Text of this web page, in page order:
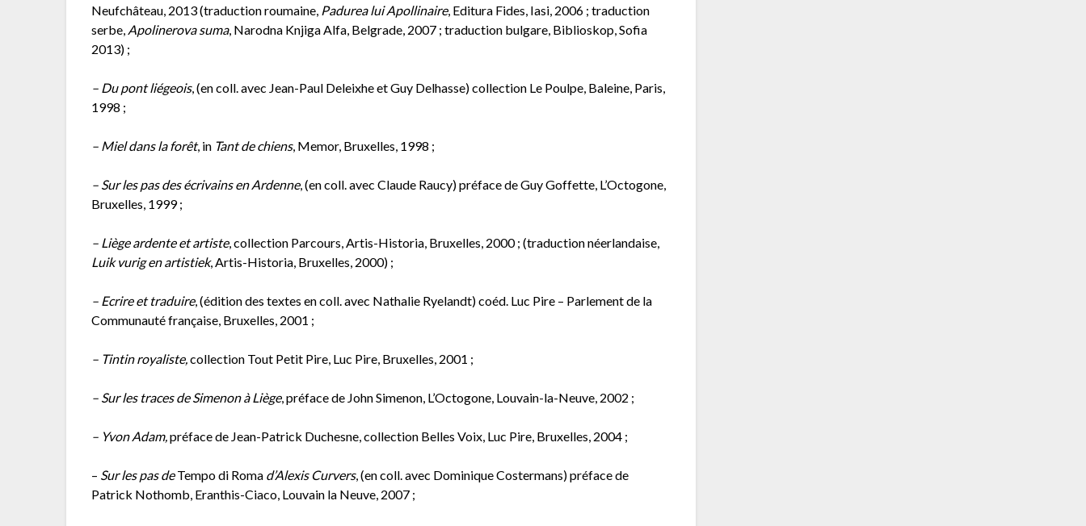
Neufchâteau, 2013 (traduction roumaine, Padurea lui Apollinaire, Editura Fides, Iasi, 2006 ; traduction
serbe, Apolinerova suma, Narodna Knjiga Alfa, Belgrade, 2007 ; traduction bulgare, Biblioskop, Sofia
2013) ;
– Du pont liégeois, (en coll. avec Jean-Paul Deleixhe et Guy Delhasse) collection Le Poulpe, Baleine, Paris,
1998 ;
– Miel dans la forêt, in Tant de chiens, Memor, Bruxelles, 1998 ;
– Sur les pas des écrivains en Ardenne, (en coll. avec Claude Raucy) préface de Guy Goffette, L’Octogone,
Bruxelles, 1999 ;
– Liège ardente et artiste, collection Parcours, Artis-Historia, Bruxelles, 2000 ; (traduction néerlandaise,
Luik vurig en artistiek, Artis-Historia, Bruxelles, 2000) ;
– Ecrire et traduire, (édition des textes en coll. avec Nathalie Ryelandt) coéd. Luc Pire – Parlement de la
Communauté française, Bruxelles, 2001 ;
– Tintin royaliste,collection Tout Petit Pire, Luc Pire, Bruxelles, 2001 ;
– Sur les traces de Simenon à Liège, préface de John Simenon, L’Octogone, Louvain-la-Neuve, 2002 ;
– Yvon Adam,préface de Jean-Patrick Duchesne, collection Belles Voix, Luc Pire, Bruxelles, 2004 ;
– Sur les pas deTempo di Roma d’Alexis Curvers, (en coll. avec Dominique Costermans) préface de
Patrick Nothomb, Eranthis-Ciaco, Louvain la Neuve, 2007 ;